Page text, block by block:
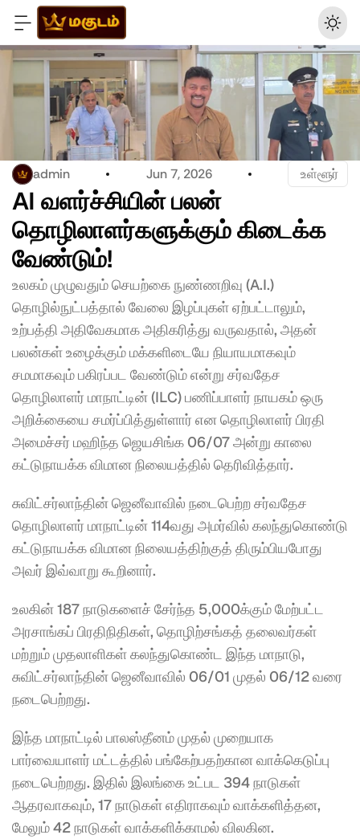
admin Jun 7, 2026 உள்ளூர்
AI வளர்ச்சியின் பலன்
தொழிலாளர்களுக்கும் கிடைக்க
வேண்டும்!
உலகம் முழுவதும் செயற்கை நுண்ணறிவு (A.I.)
தொழில்நுட்பத்தால் வேலை இழப்புகள் ஏற்பட்டாலும்,
உற்பத்தி அதிவேகமாக அதிகரித்து வருவதால், அதன்
பலன்கள் உழைக்கும் மக்களிடையே நியாயமாகவும்
சமமாகவும் பகிரப்பட வேண்டும் என்று சர்வதேச
தொழிலாளர் மாநாட்டின் (ILC) பணிப்பாளர் நாயகம் ஒரு
அறிக்கையை சமர்ப்பித்துள்ளார் என தொழிலாளர் பிரதி
அமைச்சர் மஹிந்த ஜெயசிங்க 06/07 அன்று காலை
கட்டுநாயக்க விமான நிலையத்தில் தெரிவித்தார்.
சுவிட்சர்லாந்தின் ஜெனீவாவில் நடைபெற்ற சர்வதேச
தொழிலாளர் மாநாட்டின் 114வது அமர்வில் கலந்துகொண்டு
கட்டுநாயக்க விமான நிலையத்திற்குத் திரும்பியபோது
அவர் இவ்வாறு கூறினார்.
உலகின் 187 நாடுகளைச் சேர்ந்த 5,000க்கும் மேற்பட்ட
அரசாங்கப் பிரதிநிதிகள், தொழிற்சங்கத் தலைவர்கள்
மற்றும் முதலாளிகள் கலந்துகொண்ட இந்த மாநாடு,
சுவிட்சர்லாந்தின் ஜெனீவாவில் 06/01 முதல் 06/12 வரை
நடைபெற்றது.
இந்த மாநாட்டில் பாலஸ்தீனம் முதல் முறையாக
பார்வையாளர் மட்டத்தில் பங்கேற்பதற்கான வாக்கெடுப்பு
நடைபெற்றது. இதில் இலங்கை உட்பட 394 நாடுகள்
ஆதரவாகவும், 17 நாடுகள் எதிராகவும் வாக்களித்தன,
மேலும் 42 நாடுகள் வாக்களிக்காமல் விலகின.